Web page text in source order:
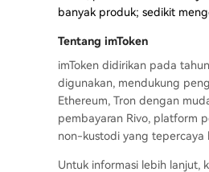
banyak produk; sedikit
Tentang imToken
imToken didirikan pada
digunakan, mendukung
Ethereum, Tron dengan
pembayaran Rivo, platform
non-kustodi yang tepercaya
Untuk informasi lebih lanjut,